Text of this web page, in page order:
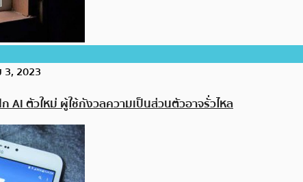
2023
AI ตัวใหม่ ผู้ใช้กังวลความเป็นส่วนตัวอาจรั่วไหล